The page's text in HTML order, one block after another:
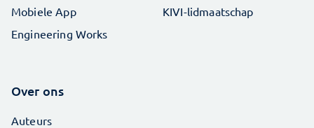
Mobiele App
Engineering Works
KIVI-lidmaatschap
Over ons
Auteurs